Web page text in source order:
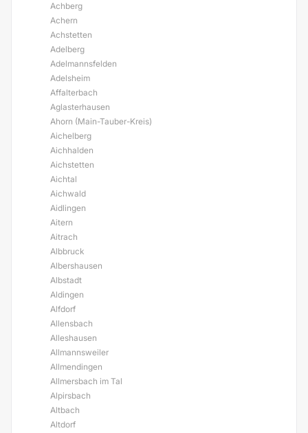
Achberg
Achern
Achstetten
Adelberg
Adelmannsfelden
Adelsheim
Affalterbach
Aglasterhausen
Ahorn (Main-Tauber-Kreis)
Aichelberg
Aichhalden
Aichstetten
Aichtal
Aichwald
Aidlingen
Aitern
Aitrach
Albbruck
Albershausen
Albstadt
Aldingen
Alfdorf
Allensbach
Alleshausen
Allmannsweiler
Allmendingen
Allmersbach im Tal
Alpirsbach
Altbach
Altdorf